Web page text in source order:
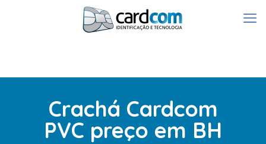
Crachá Cardcom
PVC preço em BH